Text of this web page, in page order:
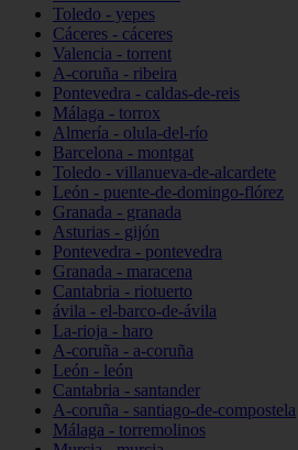
Toledo - yepes
Cáceres - cáceres
Valencia - torrent
A-coruña - ribeira
Pontevedra - caldas-de-reis
Málaga - torrox
Almería - olula-del-río
Barcelona - montgat
Toledo - villanueva-de-alcardete
León - puente-de-domingo-flórez
Granada - granada
Asturias - gijón
Pontevedra - pontevedra
Granada - maracena
Cantabria - riotuerto
ávila - el-barco-de-ávila
La-rioja - haro
A-coruña - a-coruña
León - león
Cantabria - santander
A-coruña - santiago-de-compostela
Málaga - torremolinos